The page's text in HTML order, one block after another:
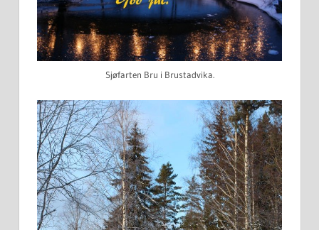
Sjøfarten Bru i Brustadvika.